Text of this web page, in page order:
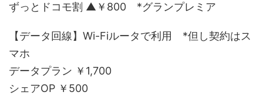
ずっとドコモ割 ▲￥800 *グランプレミア
【データ回線】Wi-Fiルータで利用 *但し契約はス
マホ
データプラン ￥1,700
シェアOP ￥500